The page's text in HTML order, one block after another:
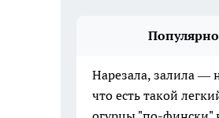
Нарезала, залила —
что есть такой